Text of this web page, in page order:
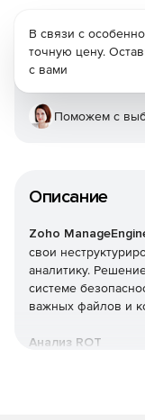
Описание
Zoho
свои
аналитику.
системе
важных файлов и
Анализ ROT
В связи с
точную цену.
с вами
Поможем с